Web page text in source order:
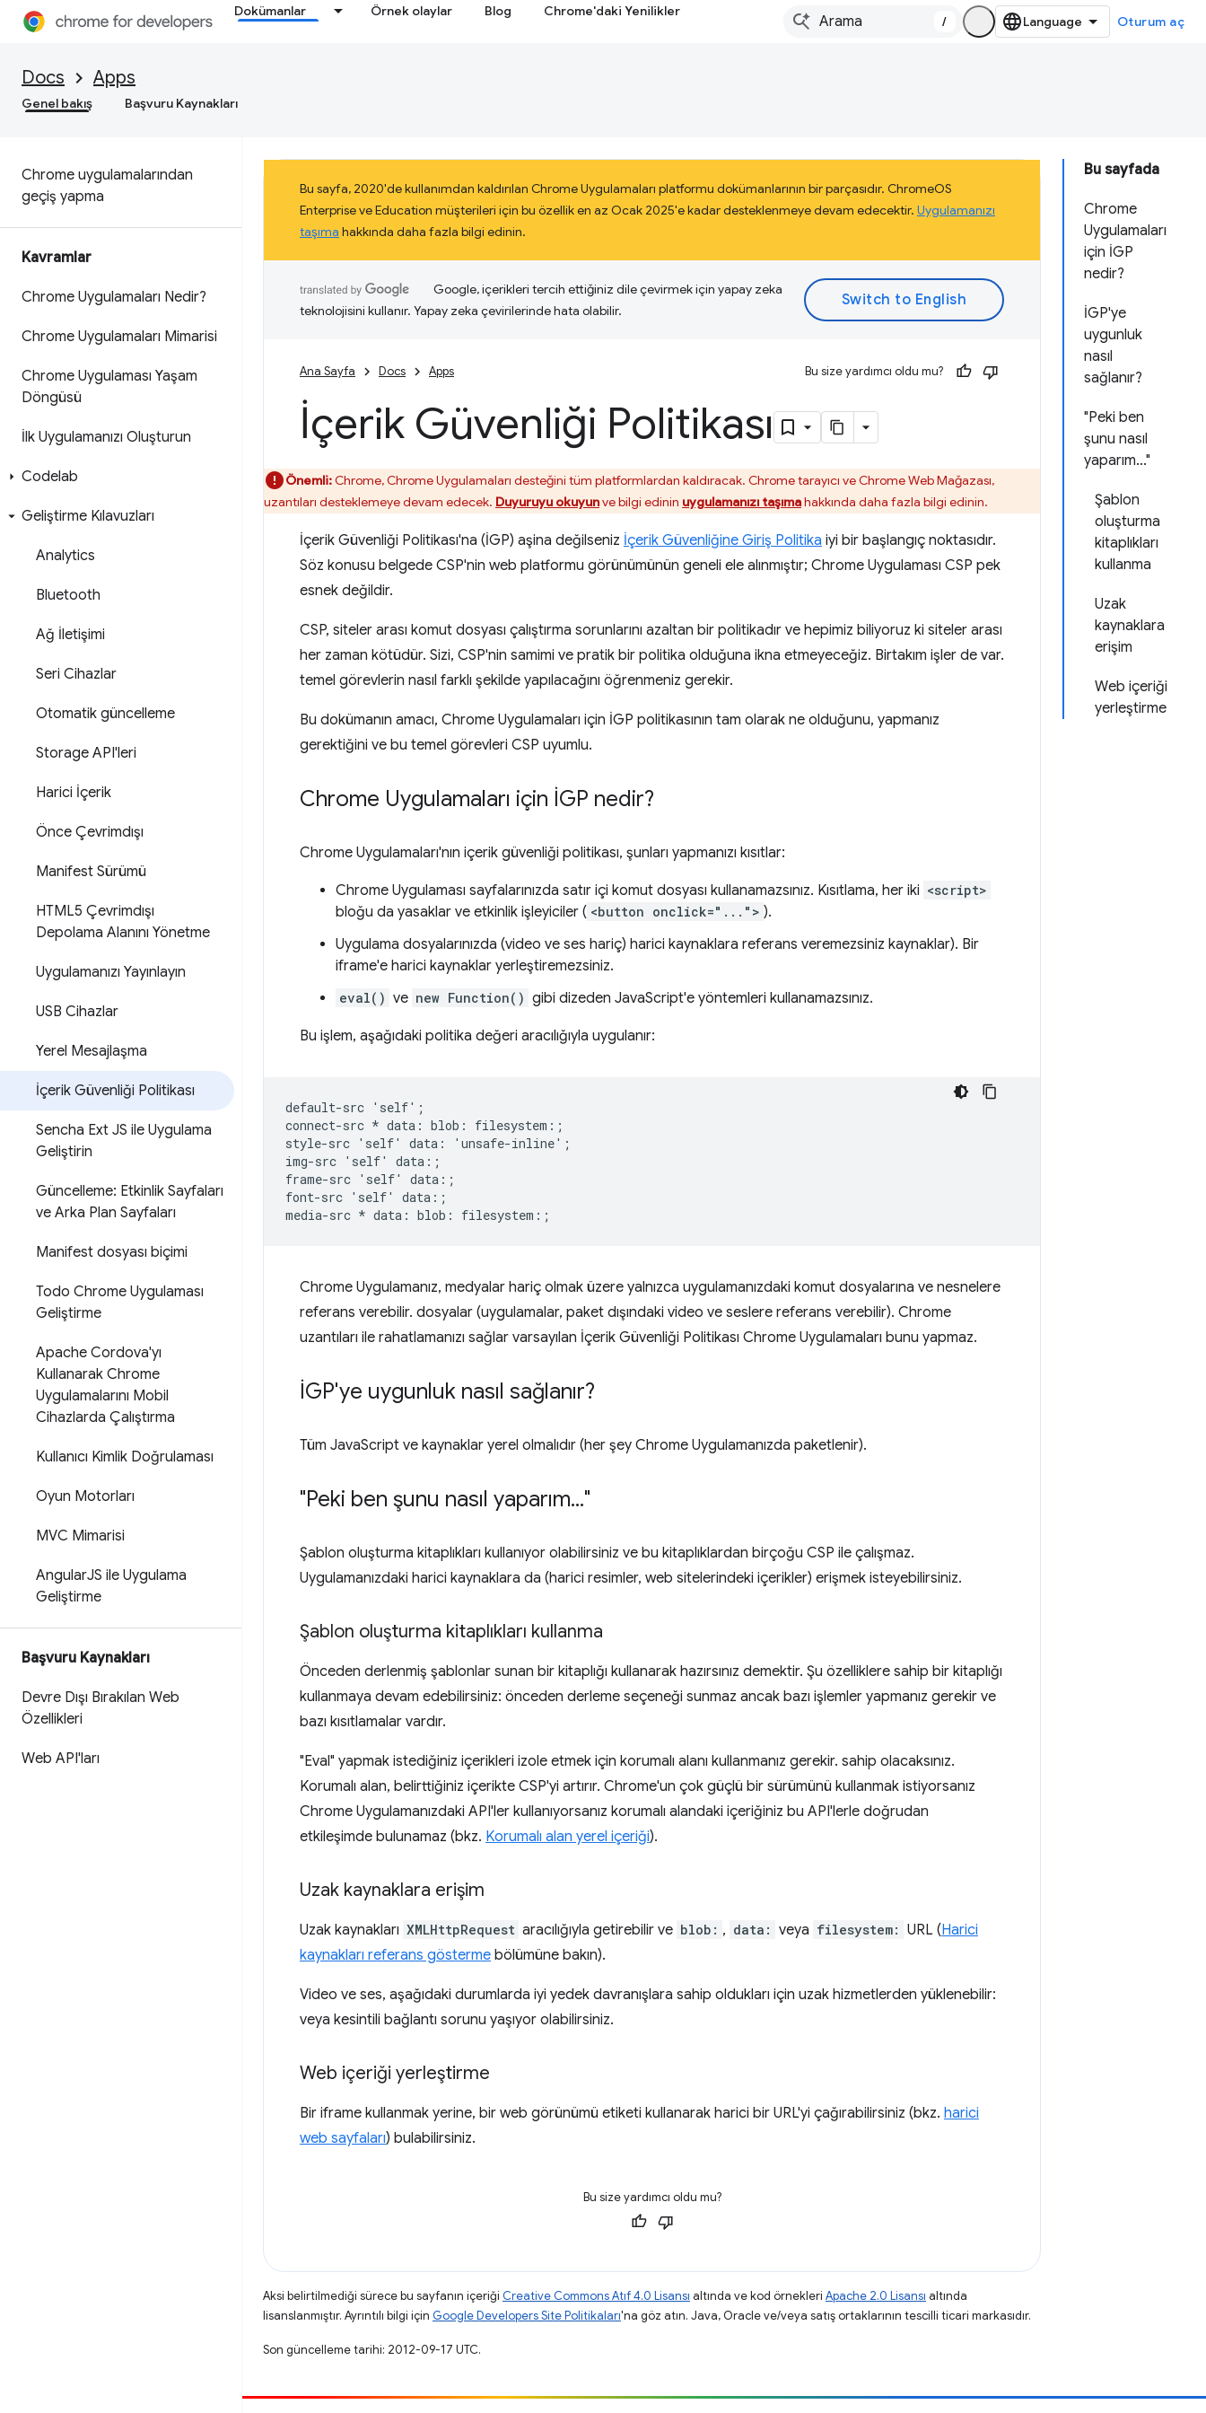
Dokümanlar Örnek olaylar Blog Chrome'daki Yenilikler
/ Oturum aç
Docs Apps
Genel bakış Başvuru Kaynakları
Chrome uygulamalarından
geçiş yapma
Kavramlar
Chrome Uygulamaları Nedir?
Chrome Uygulamaları Mimarisi
Chrome Uygulaması Yaşam
Döngüsü
İlk Uygulamanızı Oluşturun
Codelab
Geliştirme Kılavuzları
Analytics
Bluetooth
Ağ İletişimi
Seri Cihazlar
Otomatik güncelleme
Storage API'leri
Harici İçerik
Önce Çevrimdışı
Manifest Sürümü
HTML5 Çevrimdışı
Depolama Alanını Yönetme
Uygulamanızı Yayınlayın
USB Cihazlar
Yerel Mesajlaşma
İçerik Güvenliği Politikası
Sencha Ext JS ile Uygulama
Geliştirin
Güncelleme: Etkinlik Sayfaları
ve Arka Plan Sayfaları
Manifest dosyası biçimi
Todo Chrome Uygulaması
Geliştirme
Apache Cordova'yı
Kullanarak Chrome
Uygulamalarını Mobil
Cihazlarda Çalıştırma
Kullanıcı Kimlik Doğrulaması
Oyun Motorları
MVC Mimarisi
AngularJS ile Uygulama
Geliştirme
Başvuru Kaynakları
Devre Dışı Bırakılan Web
Özellikleri
Web API'ları
Bu sayfada
Chrome
Uygulamaları
için İGP
nedir?
İGP'ye
uygunluk
nasıl
sağlanır?
"Peki ben
şunu nasıl
yaparım..."
Şablon
oluşturma
kitaplıkları
kullanma
Uzak
kaynaklara
erişim
Web içeriği
yerleştirme
Bu sayfa, 2020'de kullanımdan kaldırılan Chrome Uygulamaları platformu dokümanlarının bir parçasıdır. ChromeOS
Enterprise ve Education müşterileri için bu özellik en az Ocak 2025'e kadar desteklenmeye devam edecektir. Uygulamanızı
taşıma hakkında daha fazla bilgi edinin.
Google, içerikleri tercih ettiğiniz dile çevirmek için yapay zeka
teknolojisini kullanır. Yapay zeka çevirilerinde hata olabilir.
Ana Sayfa Docs Apps Bu size yardımcı oldu mu?
İçerik Güvenliği Politikası
Önemli:Chrome, Chrome Uygulamaları desteğini tüm platformlardan kaldıracak. Chrome tarayıcı ve Chrome Web Mağazası,
uzantıları desteklemeye devam edecek. Duyuruyu okuyunve bilgi edinin uygulamanızı taşımahakkında daha fazla bilgi edinin.
İçerik Güvenliği Politikası'na (İGP) aşina değilseniz İçerik Güvenliğine Giriş Politika iyi bir başlangıç noktasıdır.
Söz konusu belgede CSP'nin web platformu görünümünün geneli ele alınmıştır; Chrome Uygulaması CSP pek
esnek değildir.
CSP, siteler arası komut dosyası çalıştırma sorunlarını azaltan bir politikadır ve hepimiz biliyoruz ki siteler arası
her zaman kötüdür. Sizi, CSP'nin samimi ve pratik bir politika olduğuna ikna etmeyeceğiz. Birtakım işler de var.
temel görevlerin nasıl farklı şekilde yapılacağını öğrenmeniz gerekir.
Bu dokümanın amacı, Chrome Uygulamaları için İGP politikasının tam olarak ne olduğunu, yapmanız
gerektiğini ve bu temel görevleri CSP uyumlu.
Chrome Uygulamaları için İGP nedir?
Chrome Uygulamaları'nın içerik güvenliği politikası, şunları yapmanızı kısıtlar:
Chrome Uygulaması sayfalarınızda satır içi komut dosyası kullanamazsınız. Kısıtlama, her iki <script>
bloğu da yasaklar ve etkinlik işleyiciler ( <button onclick="..."> ).
Uygulama dosyalarınızda (video ve ses hariç) harici kaynaklara referans veremezsiniz kaynaklar). Bir
iframe'e harici kaynaklar yerleştiremezsiniz.
eval() ve new Function() gibi dizeden JavaScript'e yöntemleri kullanamazsınız.
Bu işlem, aşağıdaki politika değeri aracılığıyla uygulanır:
default-src 'self';
connect-src * data: blob: filesystem:;
style-src 'self' data: 'unsafe-inline';
img-src 'self' data:;
frame-src 'self' data:;
font-src 'self' data:;
Chrome Uygulamanız, medyalar hariç olmak üzere yalnızca uygulamanızdaki komut dosyalarına ve nesnelere
referans verebilir. dosyalar (uygulamalar, paket dışındaki video ve seslere referans verebilir). Chrome
uzantıları ile rahatlamanızı sağlar varsayılan İçerik Güvenliği Politikası Chrome Uygulamaları bunu yapmaz.
İGP'ye uygunluk nasıl sağlanır?
Tüm JavaScript ve kaynaklar yerel olmalıdır (her şey Chrome Uygulamanızda paketlenir).
"Peki ben şunu nasıl yaparım..."
Şablon oluşturma kitaplıkları kullanıyor olabilirsiniz ve bu kitaplıklardan birçoğu CSP ile çalışmaz.
Uygulamanızdaki harici kaynaklara da (harici resimler, web sitelerindeki içerikler) erişmek isteyebilirsiniz.
Şablon oluşturma kitaplıkları kullanma
Önceden derlenmiş şablonlar sunan bir kitaplığı kullanarak hazırsınız demektir. Şu özelliklere sahip bir kitaplığı
kullanmaya devam edebilirsiniz: önceden derleme seçeneği sunmaz ancak bazı işlemler yapmanız gerekir ve
bazı kısıtlamalar vardır.
"Eval" yapmak istediğiniz içerikleri izole etmek için korumalı alanı kullanmanız gerekir. sahip olacaksınız.
Korumalı alan, belirttiğiniz içerikte CSP'yi artırır. Chrome'un çok güçlü bir sürümünü kullanmak istiyorsanız
Chrome Uygulamanızdaki API'ler kullanıyorsanız korumalı alandaki içeriğiniz bu API'lerle doğrudan
etkileşimde bulunamaz (bkz. Korumalı alan yerel içeriği).
Uzak kaynaklara erişim
Uzak kaynakları XMLHttpRequest aracılığıyla getirebilir ve blob: , data: veya filesystem: URL (Harici
kaynakları referans gösterme bölümüne bakın).
Video ve ses, aşağıdaki durumlarda iyi yedek davranışlara sahip oldukları için uzak hizmetlerden yüklenebilir:
veya kesintili bağlantı sorunu yaşıyor olabilirsiniz.
Web içeriği yerleştirme
Bir iframe kullanmak yerine, bir web görünümü etiketi kullanarak harici bir URL'yi çağırabilirsiniz (bkz. harici
web sayfaları) bulabilirsiniz.
Bu size yardımcı oldu mu?
Aksi belirtilmediği sürece bu sayfanın içeriği Creative Commons Atıf 4.0 Lisansı altında ve kod örnekleri Apache 2.0 Lisansı altında
lisanslanmıştır. Ayrıntılı bilgi için Google Developers Site Politikaları'na göz atın. Java, Oracle ve/veya satış ortaklarının tescilli ticari markasıdır.
Son güncelleme tarihi: 2012-09-17 UTC.